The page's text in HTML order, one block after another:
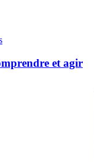
et agir